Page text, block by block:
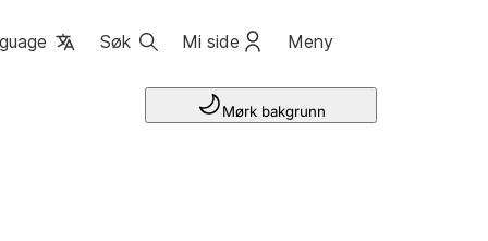
Søk Mi side Meny
Mørk bakgrunn